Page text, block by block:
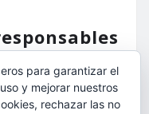
y
para garantizar el
y mejorar nuestros
rechazar las no